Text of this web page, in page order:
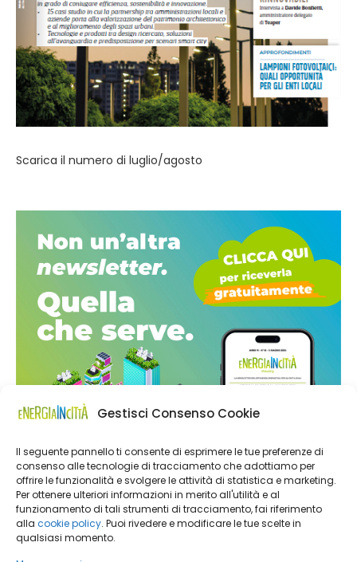
Gestisci Consenso Cookie
Il seguente pannello ti consente di esprimere le tue preferenze di
consenso alle tecnologie di tracciamento che adottiamo per
offrire le funzionalità e svolgere le attività di statistica e marketing.
Per ottenere ulteriori informazioni in merito all'utilità e al
funzionamento di tali strumenti di tracciamento, fai riferimento
alla cookie policy. Puoi rivedere e modificare le tue scelte in
qualsiasi momento.
Scarica il numero di luglio/agosto